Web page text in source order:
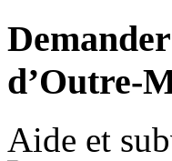
d’Outre-
Aide et